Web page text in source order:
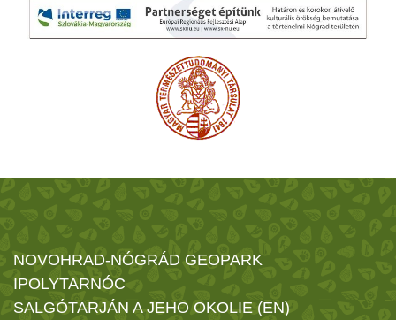
NOVOHRAD-NÓGRÁD GEOPARK
IPOLYTARNÓC
SALGÓTARJÁN A JEHO OKOLIE (EN)